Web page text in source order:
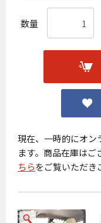
数量
現在、一時的にオン
ます。商品在庫は
ちらをご覧いただき